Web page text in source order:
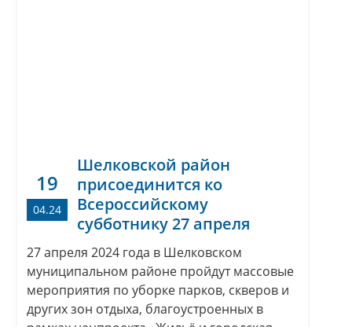
19
04.24
Шелковской район
присоединится ко
Всероссийскому
субботнику 27 апреля
27 апреля 2024 года в Шелковском
муниципальном районе пройдут массовые
мероприятия по уборке парков, скверов и
других зон отдыха, благоустроенных в